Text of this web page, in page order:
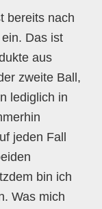
bereits nach
Das ist
aus
zweite Ball,
lediglich in
jeden Fall
bin ich
Was mich